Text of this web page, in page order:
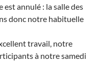
est annulé : la salle des
donc notre habituelle
travail, notre
à notre samedi